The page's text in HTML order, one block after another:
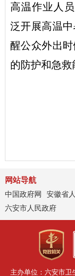
高温作业人
泛开展高温
醒公众外出
的防护和急救
网站导航
中国政府网
安徽省
六安市人民政府
主办单位：六安市